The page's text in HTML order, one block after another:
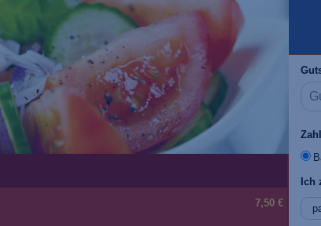
7,50 €
Ich